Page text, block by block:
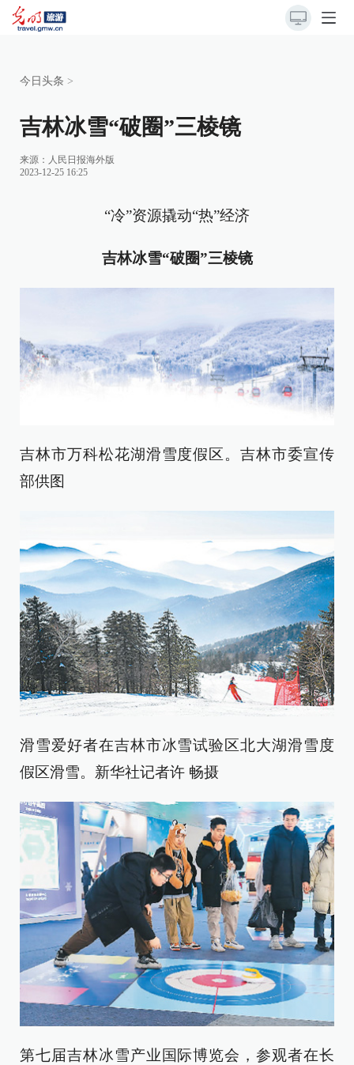
今日头条 >
吉林冰雪“破圈”三棱镜
来源： 人民日报海外版
2023-12-25 16:25
“冷”资源撬动“热”经济
吉林冰雪“破圈”三棱镜
吉林市万科松花湖滑雪度假区。吉林市委宣传
部供图
滑雪爱好者在吉林市冰雪试验区北大湖滑雪度
假区滑雪。新华社记者许 畅摄
第七届吉林冰雪产业国际博览会，参观者在长